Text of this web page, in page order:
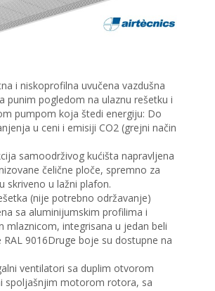
i niskoprofilna uvučena vazdušna
punim pogledom na ulaznu rešetku i
pumpom koja štedi energiju: Do
u ceni i emisiji CO2 (grejni način
samoodrživog kućišta napravljena
čelične ploče, spremno za
skriveno u lažni plafon.
(nije potrebno održavanje)
sa aluminijumskim profilima i
mlaznicom, integrisana u jedan beli
9016Druge boje su dostupne na
ventilatori sa duplim otvorom
spoljašnjim motorom rotora, sa